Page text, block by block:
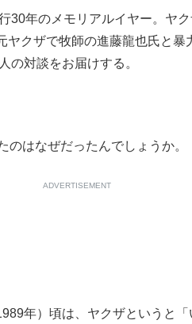
もっと
年のメモリアルイヤー。ヤ
ヤクザで牧師の進藤龍也氏と暴
の対談をお届けする。
はなぜだったんでしょうか。
ADVERTISEMENT
年）頃は、ヤクザというと「